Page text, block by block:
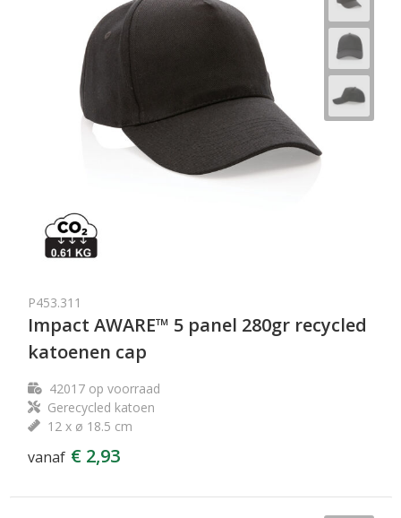
P453.311
Impact AWARE™ 5 panel 280gr recycled
katoenen cap
42017op voorraad
Gerecycled katoen
12 x ø 18.5 cm
vanaf € 2,93